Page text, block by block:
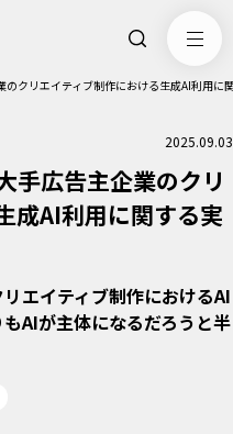
クリエイティブ制作における生成AI利用に
2025.09.03
手広告主企業のクリ
成AI利用に関する実
エイティブ制作におけるAI
AIが主体になるだろうと半